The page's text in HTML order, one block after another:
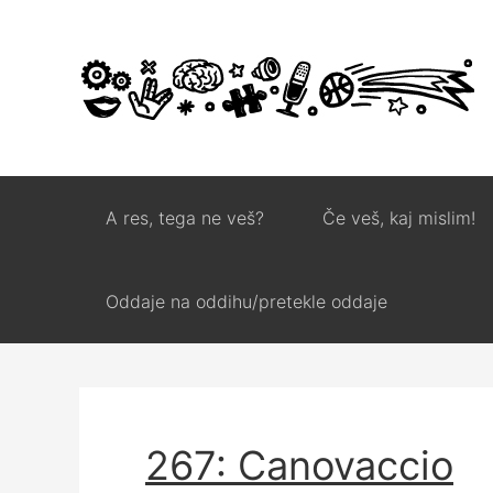
A res, tega ne veš? Če veš, kaj mislim!
Oddaje na oddihu/pretekle oddaje
267: Canovaccio